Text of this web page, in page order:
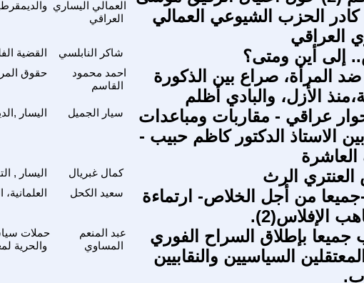
العمالي اليساري
العراقي
الحزب الشيوعي العمالي
العراقي
القضية شاكر النابلسي إلى أين ومتى؟
حقوق
احمد محمود
القاسم
ضد المرأة، صراع بين الذكورة
الأزل، والبادي أظلم
اليسار سيار الجميل
عراقي - مقاربات ومباعدات
الاستاذ الدكتور كاظم حبيب -
العاشرة
اليسار , كمال غبريال العنتري الرث
سعيد الكحل
جميعا من أجل الخلاص- ارتماءة
الإفلاس(2).
حملات
والحرية
عبد المنعم
المساوي
جميعا بإطلاق السراح الفوري
السياسيين والنقابيين